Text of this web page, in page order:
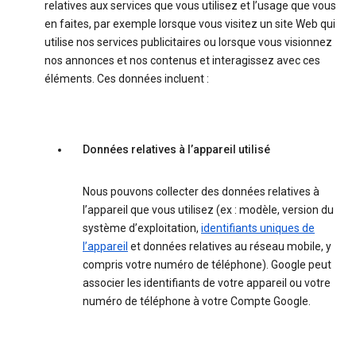
relatives aux services que vous utilisez et l’usage que vous
en faites, par exemple lorsque vous visitez un site Web qui
utilise nos services publicitaires ou lorsque vous visionnez
nos annonces et nos contenus et interagissez avec ces
éléments. Ces données incluent :
Données relatives à l’appareil utilisé
Nous pouvons collecter des données relatives à
l’appareil que vous utilisez (ex : modèle, version du
système d’exploitation, identifiants uniques de
l’appareil et données relatives au réseau mobile, y
compris votre numéro de téléphone). Google peut
associer les identifiants de votre appareil ou votre
numéro de téléphone à votre Compte Google.